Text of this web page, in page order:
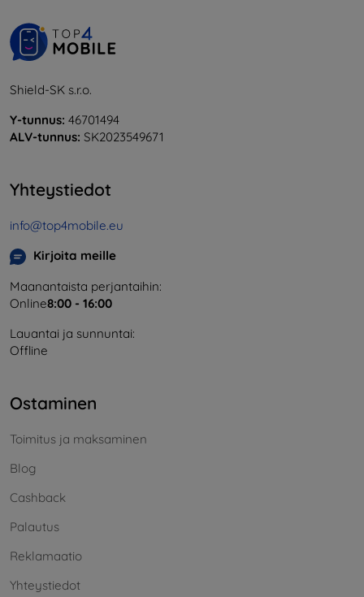
Shield-SK s.r.o.
Y-tunnus: 46701494
ALV-tunnus: SK2023549671
Yhteystiedot
info@top4mobile.eu
Kirjoita meille
Maanantaista perjantaihin:
Online8:00 - 16:00
Lauantai ja sunnuntai:
Offline
Ostaminen
Toimitus ja maksaminen
Blog
Cashback
Palautus
Reklamaatio
Yhteystiedot